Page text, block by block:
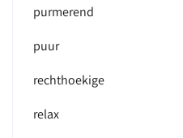
purmerend
puur
rechthoekige
relax